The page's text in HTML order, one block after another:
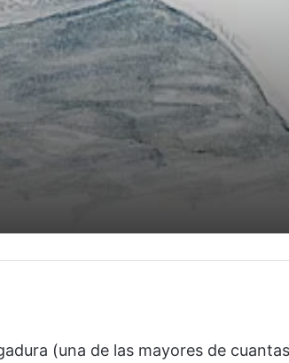
(una de las mayores de cuantas